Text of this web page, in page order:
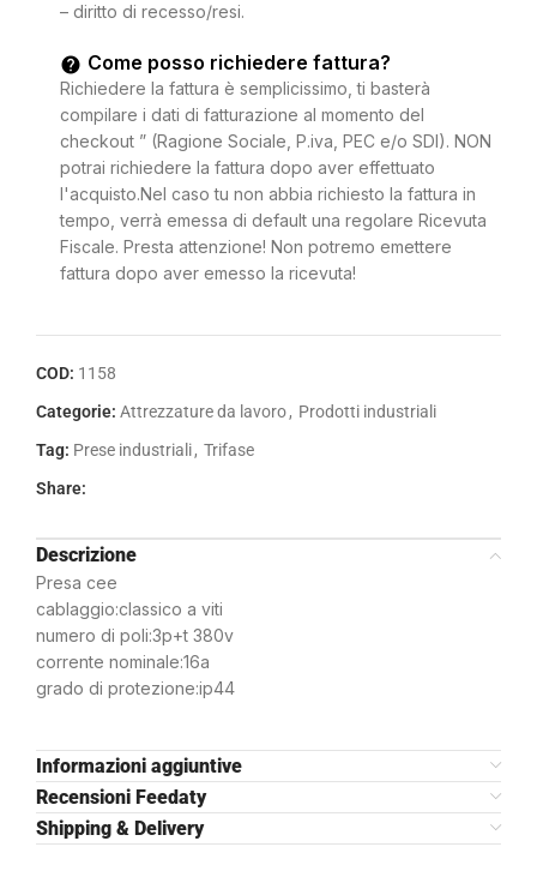
– diritto di recesso/resi.
Come posso richiedere fattura?
Richiedere la fattura è semplicissimo, ti basterà
compilare i dati di fatturazione al momento del
checkout ” (Ragione Sociale, P.iva, PEC e/o SDI). NON
potrai richiedere la fattura dopo aver effettuato
l'acquisto.Nel caso tu non abbia richiesto la fattura in
tempo, verrà emessa di default una regolare Ricevuta
Fiscale. Presta attenzione! Non potremo emettere
fattura dopo aver emesso la ricevuta!
COD: 1158
Categorie: Attrezzature da lavoro, Prodotti industriali
Tag: Prese industriali, Trifase
Share:
Descrizione
Presa cee
cablaggio:classico a viti
numero di poli:3p+t 380v
corrente nominale:16a
grado di protezione:ip44
Informazioni aggiuntive
Recensioni Feedaty
Shipping & Delivery